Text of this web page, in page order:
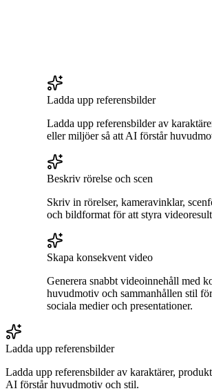
Ladda upp referensbilder
Ladda upp referensbilder av
eller miljöer så att AI förstår
Beskriv rörelse och scen
Skriv in rörelser, kameravinklar,
och bildformat för att styra
Skapa konsekvent video
Generera snabbt videoinnehåll med
huvudmotiv och sammanhållen stil
sociala medier och presentationer.
Ladda upp referensbilder
Ladda upp referensbilder av karaktärer,
AI förstår huvudmotiv och stil.